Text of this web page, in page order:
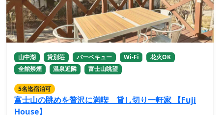
山中湖 貸別荘 バーベキュー Wi-Fi
花火OK
全館禁煙
温泉近隣 富士山眺望
5名迄宿泊可
富士山の眺めを贅沢に満喫 貸し切り一軒家 【Fuji
House】